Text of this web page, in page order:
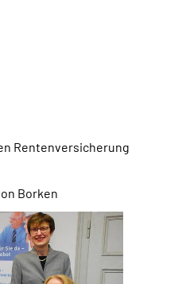
Rentenversicherung
Borken